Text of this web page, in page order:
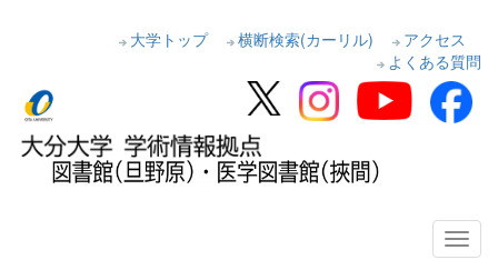
大学トップ 横断検索(カーリル)
アクセス
よくある質問